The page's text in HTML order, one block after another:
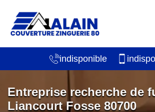
indisponible
Entreprise recherche de
Liancourt Fosse 80700